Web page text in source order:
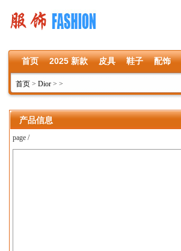
首页 2025 新款 皮具 鞋子 配饰
首页 > Dior > >
产品信息
page /